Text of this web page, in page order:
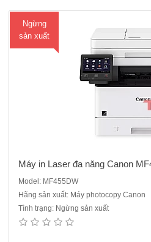
Ngừng
sản xuất
Máy in Laser đa năng Canon
Model: MF455DW
Hãng sản xuất: Máy photocopy Canon
Tình trạng: Ngừng sản xuất